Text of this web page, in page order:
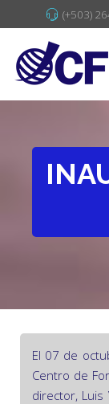
(+503)
El 07 de
Centro de
director, Luis